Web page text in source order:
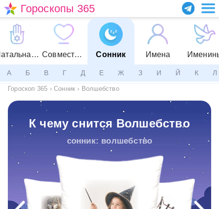
Гороскопы 365
Натальная карта Совместимость Сонник Имена
А Б В Г Д Е Ж З И Й К Л
Гороскоп 365 › Сонник › Волшебство
К чему снится Волшебство
сонник: волшебство